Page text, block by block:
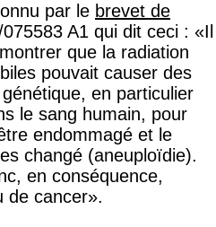
par le brevet de
A1 qui dit ceci : «Il
que la radiation
pouvait causer des
en particulier
le sang humain, pour
endommagé et le
changé (aneuploïdie).
en conséquence,
de cancer».